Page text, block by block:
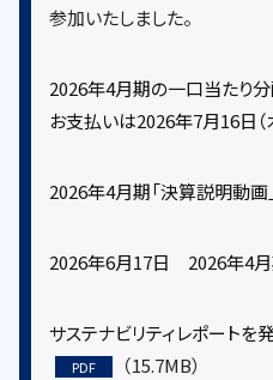
参加いたしました。
2026年4月期の一口当たり
お支払いは2026年7月16日（
2026年4月期「決算説明動画
2026年6月17日 2026年4月
サステナビリティレポートを
PDF （15.7MB）